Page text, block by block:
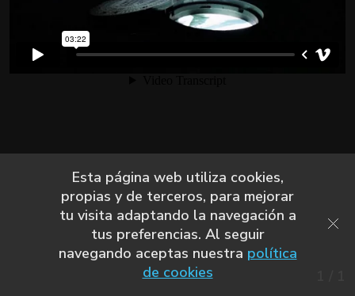
Esta página web utiliza cookies,
propias y de terceros, para mejorar
tu visita adaptando la navegación a
tus preferencias. Al seguir
navegando aceptas nuestra política
de cookies